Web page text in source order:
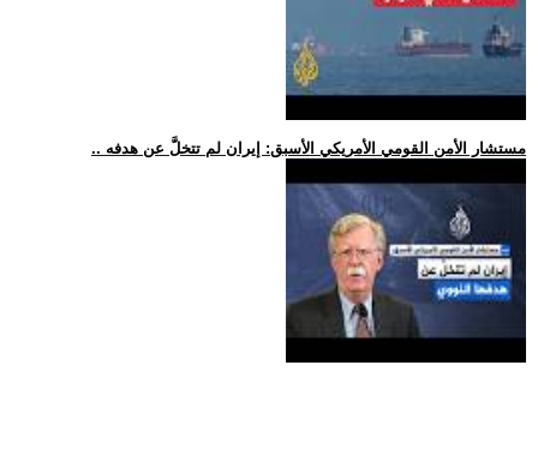
.. مستشار الأمن القومي الأمريكي الأسبق: إيران لم تتخلَّ عن هدفه